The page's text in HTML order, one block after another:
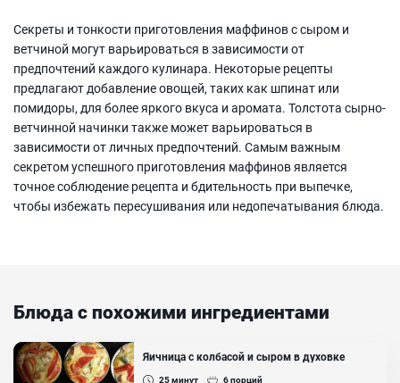
Секреты и тонкости приготовления маффинов с сыром и
ветчиной могут варьироваться в зависимости от
предпочтений каждого кулинара. Некоторые рецепты
предлагают добавление овощей, таких как шпинат или
помидоры, для более яркого вкуса и аромата. Толстота сырно-
ветчинной начинки также может варьироваться в
зависимости от личных предпочтений. Самым важным
секретом успешного приготовления маффинов является
точное соблюдение рецепта и бдительность при выпечке,
чтобы избежать пересушивания или недопечатывания блюда.
Блюда с похожими ингредиентами
Яичница с колбасой и сыром в духовке
25минут 6порций